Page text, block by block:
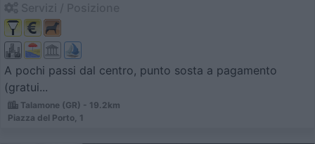
A pochi passi dal centro, punto sosta a pagamento
(gratui...
Talamone (GR) - 19.2km
Piazza del Porto, 1